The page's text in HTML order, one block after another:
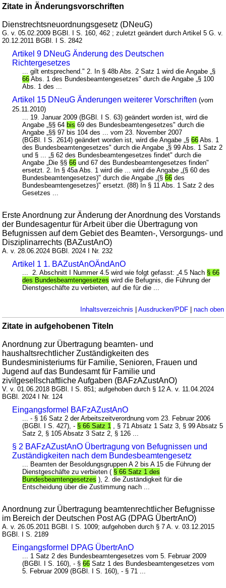
Zitate in Änderungsvorschriften
Dienstrechtsneuordnungsgesetz (DNeuG)
G. v. 05.02.2009 BGBl. I S. 160, 462 ; zuletzt geändert durch Artikel 5 G. v.
20.12.2011 BGBl. I S. 2842
Artikel 9 DNeuG Änderung des Deutschen
Richtergesetzes
... gilt entsprechend." 2. In § 48b Abs. 2 Satz 1 wird die Angabe „§
66 Abs. 1 des Bundesbeamtengesetzes" durch die Angabe „§ 100
Abs. 1 des ...
Artikel 15 DNeuG Änderungen weiterer Vorschriften (vom
25.11.2010)
... 19. Januar 2009 (BGBl. I S. 63) geändert worden ist, wird die
Angabe „§§ 64bis 69 des Bundesbeamtengesetzes" durch die
Angabe „§§ 97 bis 104 des ... vom 23. November 2007
(BGBl. I S. 2614) geändert worden ist, wird die Angabe „§66 Abs. 1
des Bundesbeamtengesetzes" durch die Angabe „§ 99 Abs. 1 Satz 2
und § ... „§ 62 des Bundesbeamtengesetzes findet" durch die
Angabe „Die §§66 und 67 des Bundesbeamtengesetzes finden"
ersetzt. 2. In § 45a Abs. 1 wird die ... wird die Angabe „(§ 60 des
Bundesbeamtengesetzes)" durch die Angabe „(§66 des
Bundesbeamtengesetzes)" ersetzt. (88) In § 11 Abs. 1 Satz 2 des
Gesetzes ...
Erste Anordnung zur Änderung der Anordnung des Vorstands
der Bundesagentur für Arbeit über die Übertragung von
Befugnissen auf dem Gebiet des Beamten-, Versorgungs- und
Disziplinarrechts (BAZustAnO)
A. v. 28.06.2024 BGBl. 2024 I Nr. 232
Artikel 1 1. BAZustAnOÄndAnO
... 2. Abschnitt I Nummer 4.5 wird wie folgt gefasst: „4.5 Nach § 66
des Bundesbeamtengesetzes wird die Befugnis, die Führung der
Dienstgeschäfte zu verbieten, auf die für die ...
Inhaltsverzeichnis | Ausdrucken/PDF| nach oben
Zitate in aufgehobenen Titeln
Anordnung zur Übertragung beamten- und
haushaltsrechtlicher Zuständigkeiten des
Bundesministeriums für Familie, Senioren, Frauen und
Jugend auf das Bundesamt für Familie und
zivilgesellschaftliche Aufgaben (BAFzAZustAnO)
V. v. 01.06.2018 BGBl. I S. 851; aufgehoben durch § 12 A. v. 11.04.2024
BGBl. 2024 I Nr. 124
Eingangsformel BAFzAZustAnO
... - § 16 Satz 2 der Arbeitszeitverordnung vom 23. Februar 2006
(BGBl. I S. 427), - § 66 Satz 1
, § 71 Absatz 1 Satz 3, § 99 Absatz 5
Satz 2, § 105 Absatz 3 Satz 2, § 126 ...
§ 2 BAFzAZustAnO Übertragung von Befugnissen und
Zuständigkeiten nach dem Bundesbeamtengesetz
... Beamten der Besoldungsgruppen A 2 bis A 15 die Führung der
Dienstgeschäfte zu verbieten ( § 66 Satz 1 des
Bundesbeamtengesetzes ), 2. die Zuständigkeit für die
Entscheidung über die Zustimmung nach ...
Anordnung zur Übertragung beamtenrechtlicher Befugnisse
im Bereich der Deutschen Post AG (DPAG ÜbertrAnO)
A. v. 26.05.2011 BGBl. I S. 1009; aufgehoben durch § 7 A. v. 03.12.2015
BGBl. I S. 2189
Eingangsformel DPAG ÜbertrAnO
... 1 Satz 2 des Bundesbeamtengesetzes vom 5. Februar 2009
(BGBl. I S. 160), - §66 Satz 1 des Bundesbeamtengesetzes vom
5. Februar 2009 (BGBl. I S. 160), - § 71 ...